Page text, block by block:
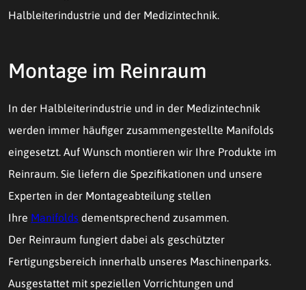
Halbleiterindustrie und der Medizintechnik.
Montage im Reinraum
In der Halbleiterindustrie und in der Medizintechnik
werden immer häufiger zusammengestellte Manifolds
eingesetzt. Auf Wunsch montieren wir Ihre Produkte im
Reinraum. Sie liefern die Spezifikationen und unsere
Experten in der Montageabteilung stellen
Ihre Manifolds dementsprechend zusammen.
Der Reinraum fungiert dabei als geschützter
Fertigungsbereich innerhalb unseres Maschinenparks.
Ausgestattet mit speziellen Vorrichtungen und